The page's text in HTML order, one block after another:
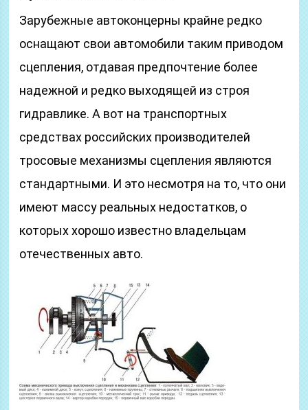
Зарубежные автоконцерны крайне редко
оснащают свои автомобили таким приводом
сцепления, отдавая предпочтение более
надежной и редко выходящей из строя
гидравлике. А вот на транспортных
средствах российских производителей
тросовые механизмы сцепления являются
стандартными. И это несмотря на то, что они
имеют массу реальных недостатков, о
которых хорошо известно владельцам
отечественных авто.